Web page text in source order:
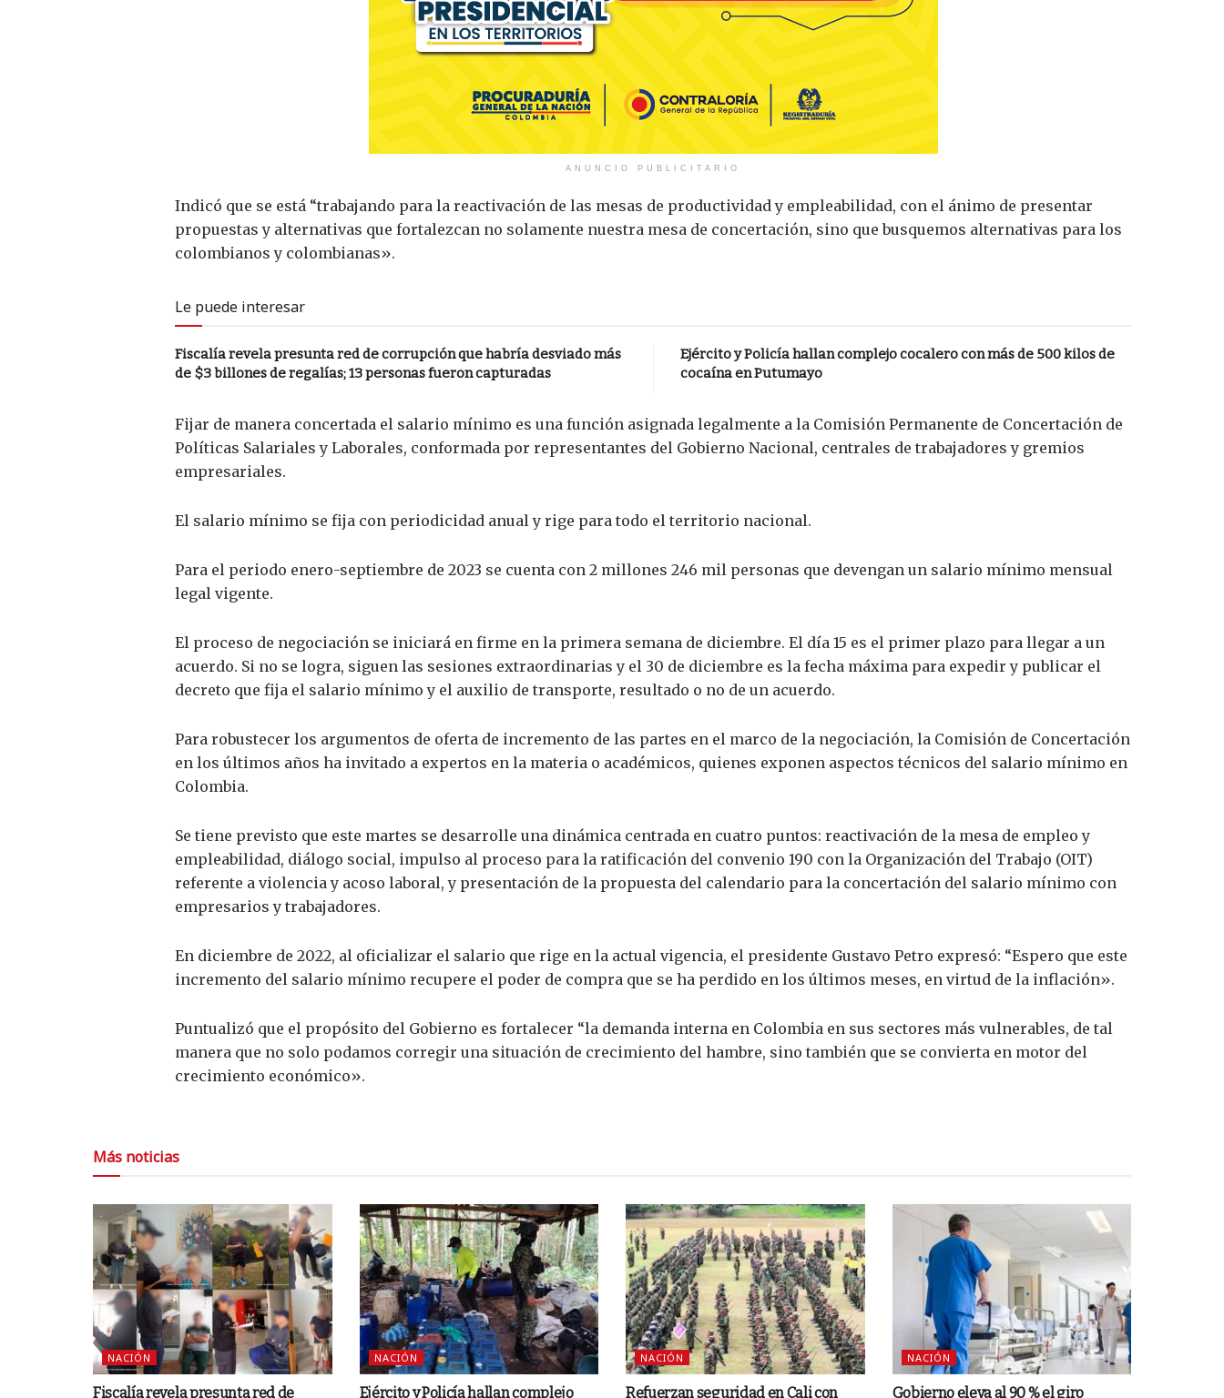
ANUNCIO PUBLICITARIO
Indicó que se está “trabajando para la reactivación de las mesas de productividad y empleabilidad, con el ánimo de presentar
propuestas y alternativas que fortalezcan no solamente nuestra mesa de concertación, sino que busquemos alternativas para los
colombianos y colombianas».
Le puede interesar
Fiscalía revela presunta red de corrupción que habría desviado más
de $3 billones de regalías; 13 personas fueron capturadas
Ejército y Policía hallan complejo cocalero con más de 500 kilos de
cocaína en Putumayo
Fijar de manera concertada el salario mínimo es una función asignada legalmente a la Comisión Permanente de Concertación de
Políticas Salariales y Laborales, conformada por representantes del Gobierno Nacional, centrales de trabajadores y gremios
empresariales.
El salario mínimo se fija con periodicidad anual y rige para todo el territorio nacional.
Para el periodo enero-septiembre de 2023 se cuenta con 2 millones 246 mil personas que devengan un salario mínimo mensual
legal vigente.
El proceso de negociación se iniciará en firme en la primera semana de diciembre. El día 15 es el primer plazo para llegar a un
acuerdo. Si no se logra, siguen las sesiones extraordinarias y el 30 de diciembre es la fecha máxima para expedir y publicar el
decreto que fija el salario mínimo y el auxilio de transporte, resultado o no de un acuerdo.
Para robustecer los argumentos de oferta de incremento de las partes en el marco de la negociación, la Comisión de Concertación
en los últimos años ha invitado a expertos en la materia o académicos, quienes exponen aspectos técnicos del salario mínimo en
Colombia.
Se tiene previsto que este martes se desarrolle una dinámica centrada en cuatro puntos: reactivación de la mesa de empleo y
empleabilidad, diálogo social, impulso al proceso para la ratificación del convenio 190 con la Organización del Trabajo (OIT)
referente a violencia y acoso laboral, y presentación de la propuesta del calendario para la concertación del salario mínimo con
empresarios y trabajadores.
En diciembre de 2022, al oficializar el salario que rige en la actual vigencia, el presidente Gustavo Petro expresó: “Espero que este
incremento del salario mínimo recupere el poder de compra que se ha perdido en los últimos meses, en virtud de la inflación».
​Puntualizó que el propósito del Gobierno es fortalecer “la demanda interna en Colombia en sus sectores más vulnerables, de tal
manera que no solo podamos corregir una situación de crecimiento del hambre, sino también que se convierta en motor del
crecimiento económico».
Más noticias
NACIÓN
Fiscalía revela presunta red de
NACIÓN
Ejército y Policía hallan complejo
NACIÓN
Refuerzan seguridad en Cali con
NACIÓN
Gobierno eleva al 90 % el giro